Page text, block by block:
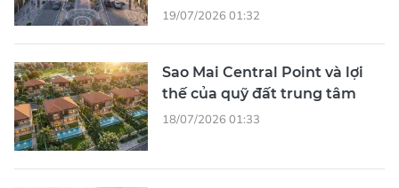
19/07/2026 01:32
Sao Mai Central Point và lợi
thế của quỹ đất trung tâm
18/07/2026 01:33